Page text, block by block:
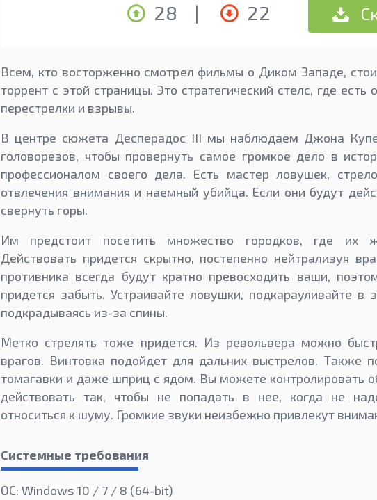
28 | 22
Всем, кто восторженно смотрел фильмы о Диком Западе,
торрент с этой страницы. Это стратегический стелс, где есть
перестрелки и взрывы.
В центре сюжета Десперадос III мы наблюдаем Джона
головорезов, чтобы провернуть самое громкое дело в
профессионалом своего дела. Есть мастер ловушек,
отвлечения внимания и наемный убийца. Если они будут
свернуть горы.
Им предстоит посетить множество городков, где их
Действовать придется скрытно, постепенно нейтрализуя
противника всегда будут кратно превосходить ваши,
придется забыть. Устраивайте ловушки, подкарауливайте в
подкрадываясь из-за спины.
Метко стрелять тоже придется. Из револьвера можно
врагов. Винтовка подойдет для дальних выстрелов. Также
томагавки и даже шприц с ядом. Вы можете контролировать
действовать так, чтобы не попадать в нее, когда не
относиться к шуму. Громкие звуки неизбежно привлекут
Системные требования
ОС: Windows 10 / 7 / 8 (64-bit)